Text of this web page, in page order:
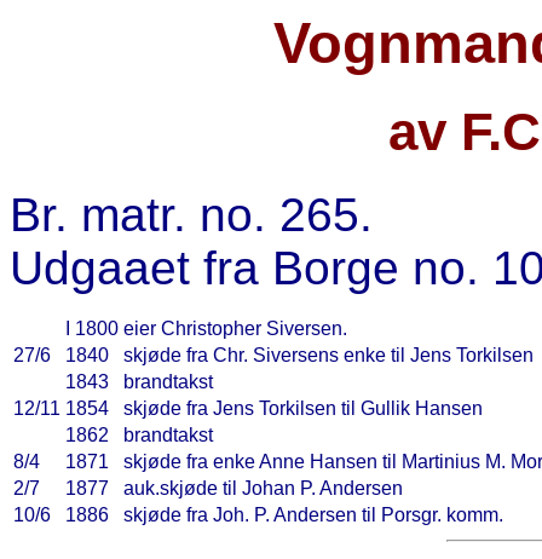
av
Br. matr. no. 265.
Udgaaet fra Borge no.
I 1800 eier Christopher Siversen.
27/6
1840
skjøde fra Chr. Siversens enke til Jens Torkilsen
1843
brandtakst
12/11 1854
skjøde fra Jens Torkilsen til Gullik Hansen
1862
brandtakst
8/4
1871
skjøde fra enke Anne Hansen til Martinius M.
2/7
1877
auk.skjøde til Johan P. Andersen
10/6
1886 skjøde fra Joh. P. Andersen til Porsgr. komm.